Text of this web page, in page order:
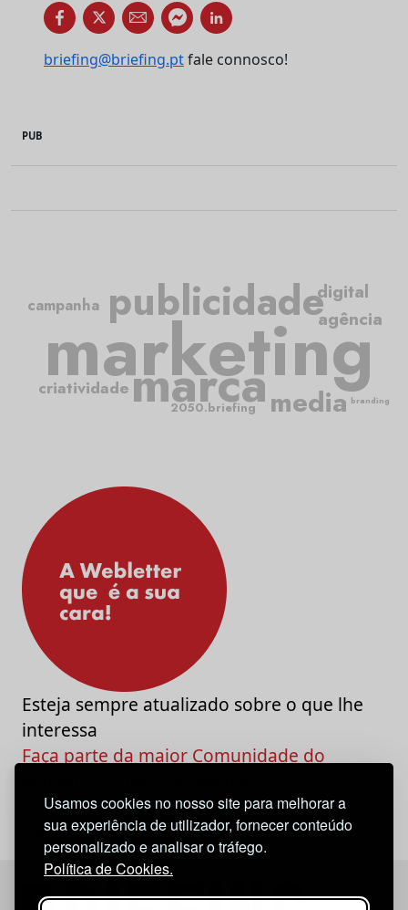
Usamos cookies no nosso site para melhorar a
sua experiência de utilizador, fornecer conteúdo
personalizado e analisar o tráfego.
Política de Cookies.
briefing@briefing.ptfale connosco!
PUB
marketing
publicidade
marca
criatividade
campanha
media
agência
digital
2050.briefing branding
Esteja sempre atualizado sobre o que lhe
interessa
Faça parte da maior Comunidade do